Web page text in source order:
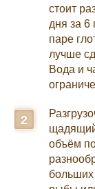
стоит
дня за
паре
лучше
Вода и
щадящий
объём